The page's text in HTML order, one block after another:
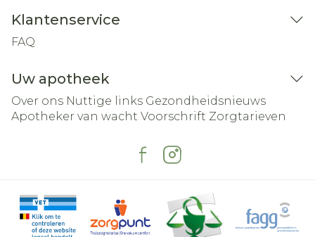
Klantenservice
FAQ
Uw apotheek
Over ons Nuttige links Gezondheidsnieuws
Apotheker van wacht Voorschrift Zorgtarieven